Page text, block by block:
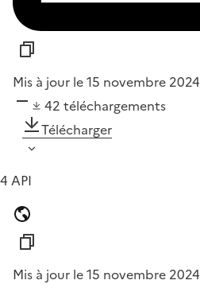
Mis à jour le 15 novembre 2024
42 téléchargements
Télécharger
4 API
Mis à jour le 15 novembre 2024